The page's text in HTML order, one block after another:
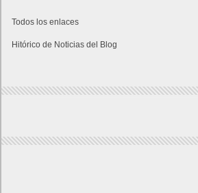
Todos los enlaces
Hitórico de Noticias del Blog